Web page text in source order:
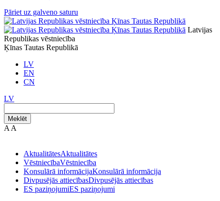
Pāriet uz galveno saturu
Latvijas
Republikas vēstniecība
Ķīnas Tautas Republikā
LV
EN
CN
LV
Meklēt
A A
AktualitātesAktualitātes
VēstniecībaVēstniecība
Konsulārā informācijaKonsulārā informācija
Divpusējās attiecībasDivpusējās attiecības
ES paziņojumiES paziņojumi